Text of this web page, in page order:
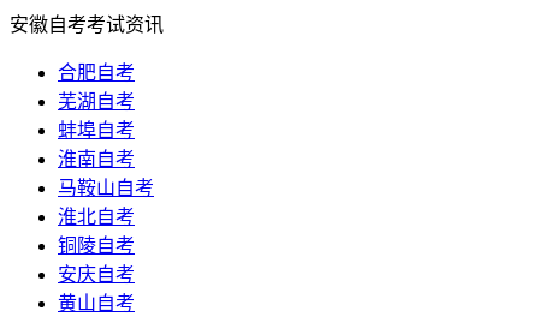
安徽自考考试资讯
合肥自考
芜湖自考
蚌埠自考
淮南自考
马鞍山自考
淮北自考
铜陵自考
安庆自考
黄山自考